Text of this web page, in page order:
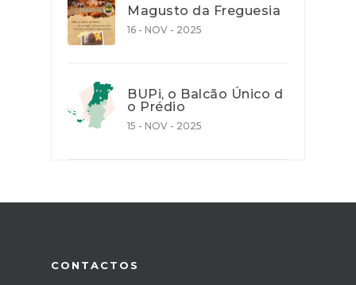
Magusto da Freguesia
16 - NOV - 2025
BUPi, o Balcão Único d
o Prédio
15 - NOV - 2025
CONTACTOS